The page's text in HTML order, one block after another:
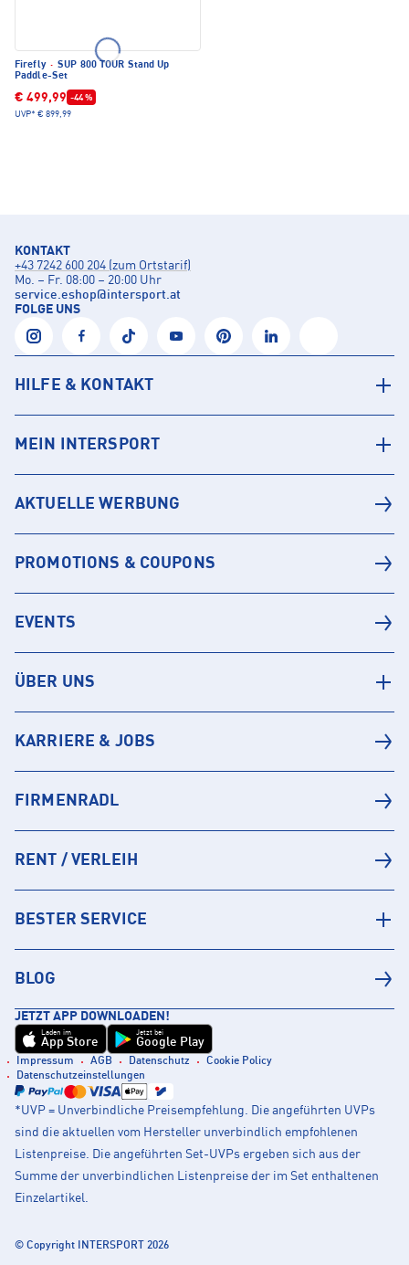
Firefly · SUP 800 TOUR Stand Up
Paddle-Set
€ 499,99 -44 %
UVP* € 899,99
KONTAKT
+43 7242 600 204 (zum Ortstarif)
Mo. – Fr. 08:00 – 20:00 Uhr
service.eshop@intersport.at
FOLGE UNS
HILFE & KONTAKT
MEIN INTERSPORT
AKTUELLE WERBUNG
PROMOTIONS & COUPONS
EVENTS
ÜBER UNS
KARRIERE & JOBS
FIRMENRADL
RENT / VERLEIH
BESTER SERVICE
BLOG
JETZT APP DOWNLOADEN!
Laden im
App Store
Jetzt bei
Google Play
Impressum AGB Datenschutz
Cookie Policy
Datenschutzeinstellungen
*UVP = Unverbindliche Preisempfehlung. Die angeführten UVPs
sind die aktuellen vom Hersteller unverbindlich empfohlenen
Listenpreise. Die angeführten Set-UVPs ergeben sich aus der
Summe der unverbindlichen Listenpreise der im Set enthaltenen
Einzelartikel.
© Copyright INTERSPORT 2026